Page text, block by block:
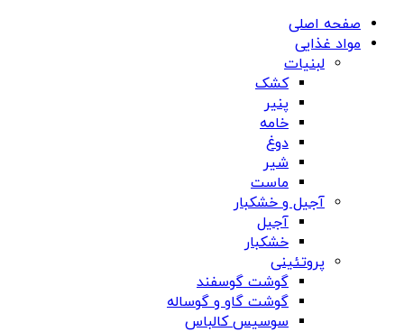
صفحه اصلی
مواد غذایی
لبنیات
کشک
پنیر
خامه
دوغ
شیر
ماست
آجیل و خشکبار
آجیل
خشکبار
پروتئینی
گوشت گوسفند
گوشت گاو و گوساله
سوسیس کالباس